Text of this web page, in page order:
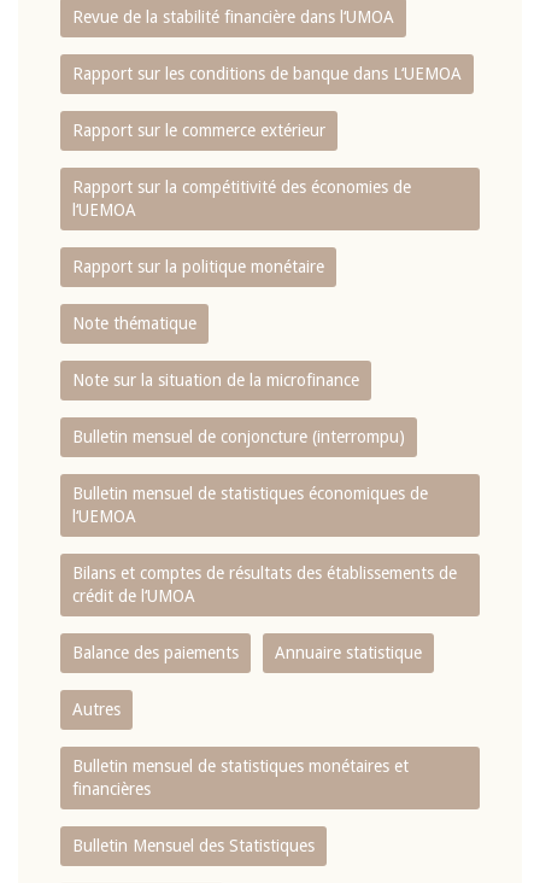
Revue de la stabilité financière dans l‘UMOA
Rapport sur les conditions de banque dans L‘UEMOA
Rapport sur le commerce extérieur
Rapport sur la compétitivité des économies de
l‘UEMOA
Rapport sur la politique monétaire
Note thématique
Note sur la situation de la microfinance
Bulletin mensuel de conjoncture (interrompu)
Bulletin mensuel de statistiques économiques de
l‘UEMOA
Bilans et comptes de résultats des établissements de
crédit de l‘UMOA
Balance des paiements Annuaire statistique
Autres
Bulletin mensuel de statistiques monétaires et
financières
Bulletin Mensuel des Statistiques